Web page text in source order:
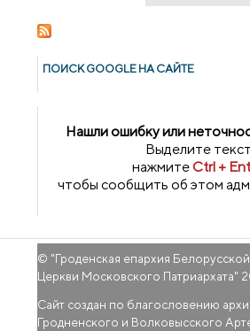
ПОИСК GOОGLE НА САЙТЕ
Нашли ошибку или
Выделите
нажмитеCtrl +
чтобы сообщить об этом
© "Гроденская епархия
Церкви Московского Патриархата"
Сайт создан по благословению
Гродненского и Волковысского